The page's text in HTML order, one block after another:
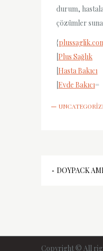
durum,
çözümler
{
Plus Sağlık
Hasta Bakıcı
Evde Bakıcı=
Yazı
DOYPACK
Copyright © All